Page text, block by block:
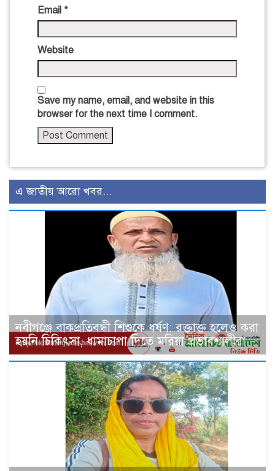
Email *
Website
Save my name, email, and website in this
browser for the next time I comment.
এ জাতীয় আরো খবর...
নবীগঞ্জে বাকপ্রতিবন্ধী শিশুকে ধর্ষণ: রক্তাক্ত হলেও করা
হয়নি চিকিৎসা, ধামাচাপা দিতে মরিয়া প্রভাবশালীরা